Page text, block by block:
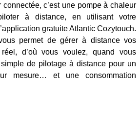
c’est une pompe à chaleur
à distance, en utilisant votre
gratuite Atlantic Cozytouch.
permet de gérer à distance vos
d’où vous voulez, quand vous
de pilotage à distance pour un
mesure… et une consommation